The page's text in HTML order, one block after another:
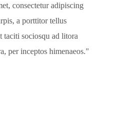
consectetur adipiscing
a porttitor tellus
taciti sociosqu ad litora
per inceptos himenaeos.